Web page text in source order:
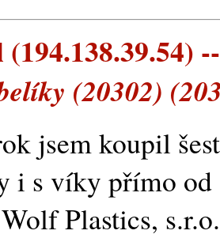
(20302)
jsem koupil
i s víky přímo od
Plastics, s.r.o.